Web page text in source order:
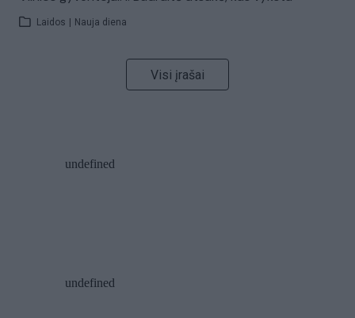
Laidos Nauja diena
Visi įrašai